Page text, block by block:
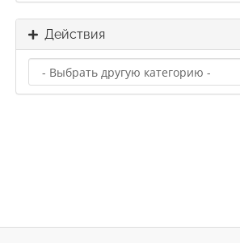
Действия